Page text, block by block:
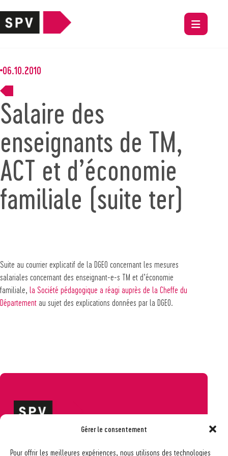
Gérer le consentement
Pour offrir les meilleures expériences, nous utilisons des technologies
06.10.2010
Salaire des
enseignants de TM,
ACT et d’économie
familiale (suite ter)
Suite au courrier explicatif de la DGEO concernant les mesures
salariales concernant des enseignant-e-s TM et d’économie
familiale, la Société pédagogique a réagi auprès de la Cheffe du
Département au sujet des explications données par la DGEO.